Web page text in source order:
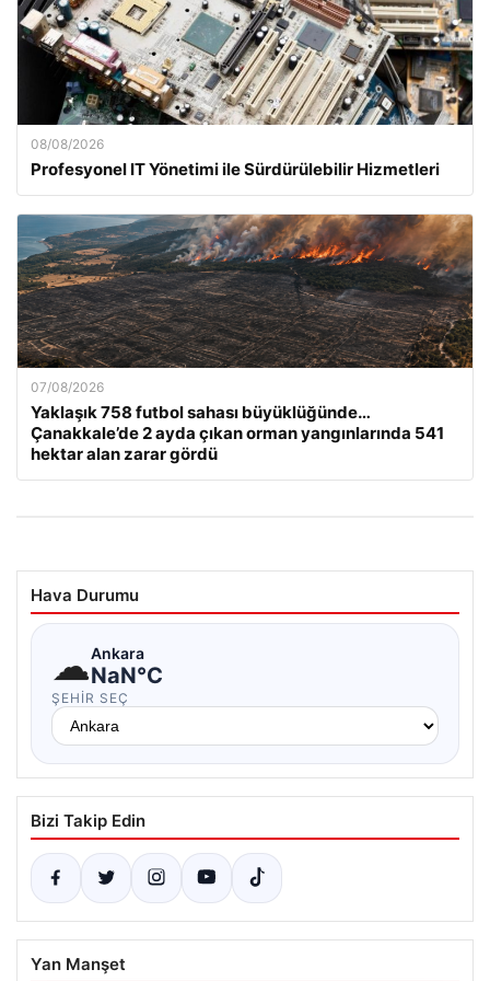
08/08/2026
Profesyonel IT Yönetimi ile Sürdürülebilir Hizmetleri
07/08/2026
Yaklaşık 758 futbol sahası büyüklüğünde…
Çanakkale’de 2 ayda çıkan orman yangınlarında 541
hektar alan zarar gördü
Hava Durumu
☁Ankara
NaN°C
ŞEHIR SEÇ
Bizi Takip Edin
Yan Manşet